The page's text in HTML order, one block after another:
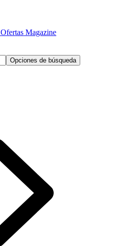
Ofertas Magazine
Opciones de búsqueda